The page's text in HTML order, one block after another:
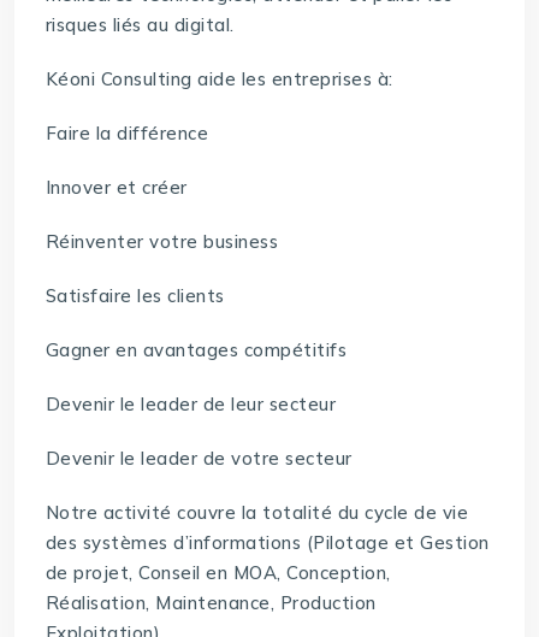
risques liés au digital.
Kéoni Consulting aide les entreprises à:
Faire la différence
Innover et créer
Réinventer votre business
Satisfaire les clients
Gagner en avantages compétitifs
Devenir le leader de leur secteur
Devenir le leader de votre secteur
Notre activité couvre la totalité du cycle de vie
des systèmes d’informations (Pilotage et Gestion
de projet, Conseil en MOA, Conception,
Réalisation, Maintenance, Production